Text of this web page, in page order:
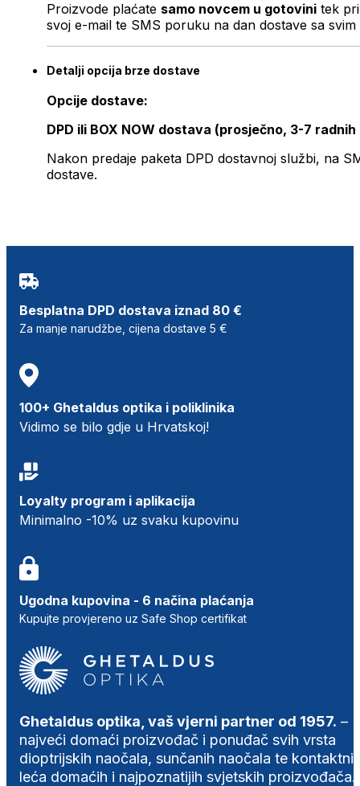
Proizvode plaćate samo novcem u gotovini tek
svoj e-mail te SMS poruku na dan dostave sa svim
Detalji opcija brze dostave
Opcije dostave:
DPD ili BOX NOW dostava (prosječno, 3-7 radnih
Nakon predaje paketa DPD dostavnoj službi, na
dostave.
Besplatna DPD dostava iznad 80 €
Za manje narudžbe, cijena dostave 5 €
100+ Ghetaldus optika i poliklinika
Vidimo se bilo gdje u Hrvatskoj!
Loyalty program i aplikacija
Minimalno -10% uz svaku kupovinu
Ugodna kupovina - 6 načina plaćanja
Kupujte provjereno uz Safe Shop certifikat
Ghetaldus optika, vaš vjerni partner od 1957. –
najveći domaći proizvođač i ponuđač svih vrsta
dioptrijskih naočala, sunčanih naočala te
leća domaćih i najpoznatijih svjetskih proizvođača.